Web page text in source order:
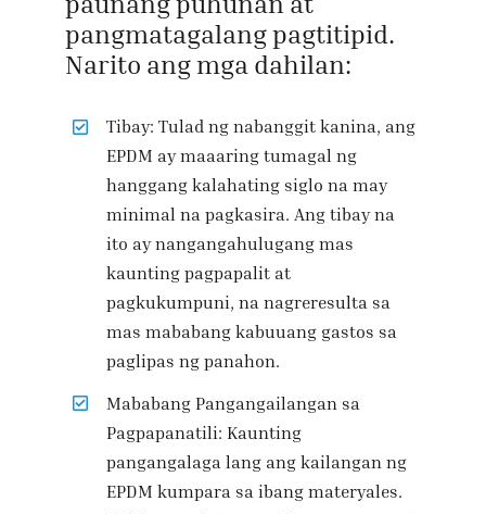
pangmatagalang pagtitipid.
Narito ang mga dahilan:
Tibay: Tulad ng nabanggit kanina, ang
EPDM ay maaaring tumagal ng
hanggang kalahating siglo na may
minimal na pagkasira. Ang tibay na
ito ay nangangahulugang mas
kaunting pagpapalit at
pagkukumpuni, na nagreresulta sa
mas mababang kabuuang gastos sa
paglipas ng panahon.
Mababang Pangangailangan sa
Pagpapanatili: Kaunting
pangangalaga lang ang kailangan ng
EPDM kumpara sa ibang materyales.